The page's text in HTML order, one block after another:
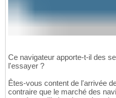
Ce navigateur apporte-t-il des
l'essayer ?
Êtes-vous content de l'arrivée
contraire que le marché des